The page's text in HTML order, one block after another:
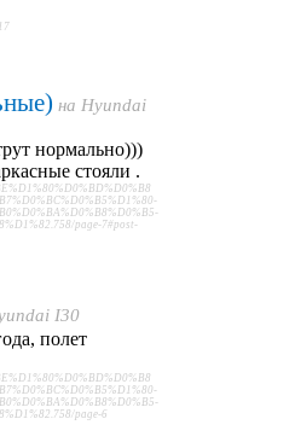
на Hyundai
нормально)))
стояли .
page-7#post-
I30
полет
page-6